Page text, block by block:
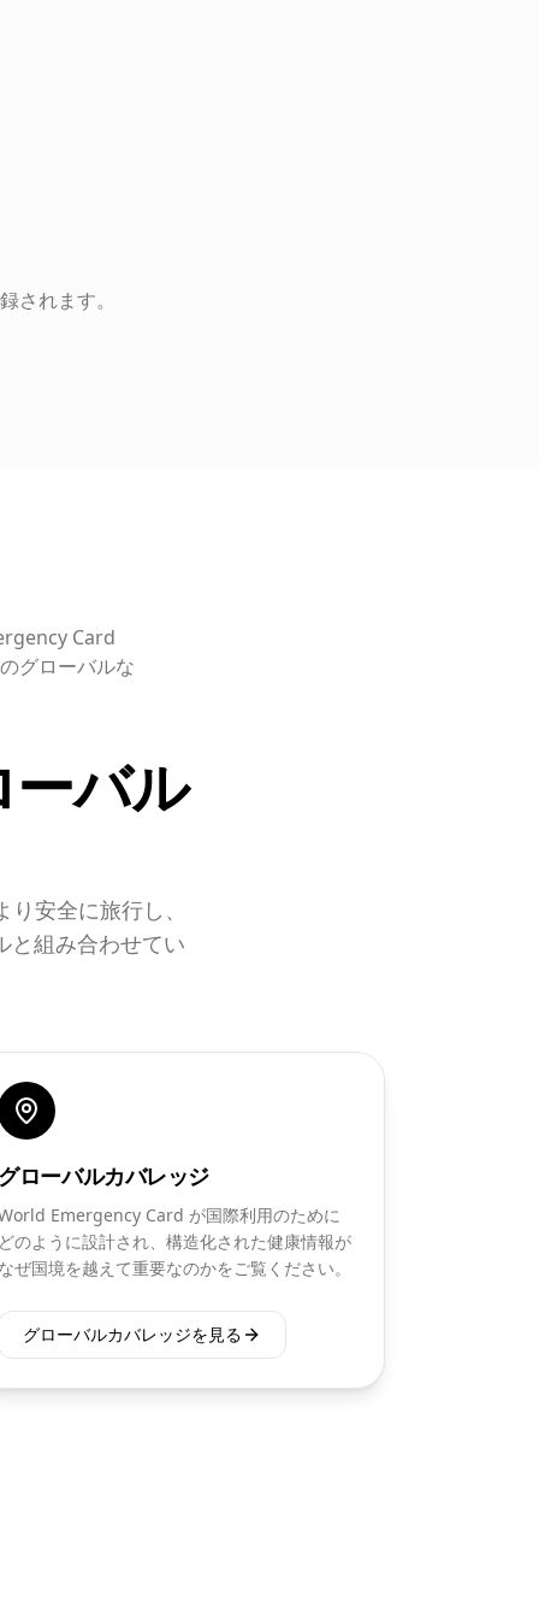
されます。
Card
グローバルな
バル
安全に旅行し、
と組み合わせてい
ローバルカバレッジ
Emergency Card が国際利用のために
のように設計され、構造化された健康情報が
ぜ国境を越えて重要なのかをご覧ください。
グローバルカバレッジを見る